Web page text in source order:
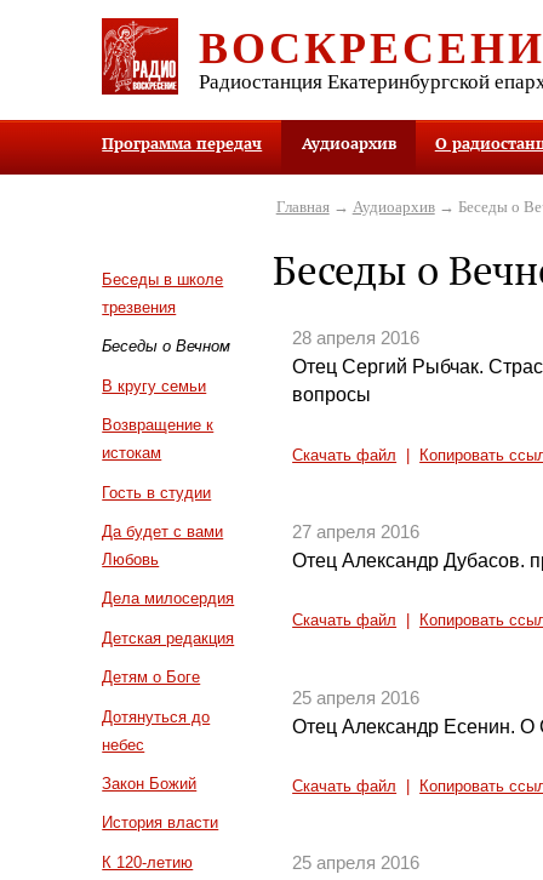
Радиостанция Екатеринбургской
Программа передач Аудиоархив О
Беседы в школе
трезвения
Беседы о Вечном
В кругу семьи
Возвращение к
истокам
Гость в студии
Да будет с вами
Любовь
Дела милосердия
Детская редакция
Детям о Боге
Дотянуться до
небес
Закон Божий
История власти
К 120-летию
Главная→ Аудиоархив→ Беседы о
Беседы о
28 апреля 2016
Отец Сергий Рыбчак.
вопросы
Скачать файл Копировать
27 апреля 2016
Отец Александр Дубасов.
Скачать файл Копировать
25 апреля 2016
Отец Александр Есенин. О
Скачать файл Копировать
25 апреля 2016